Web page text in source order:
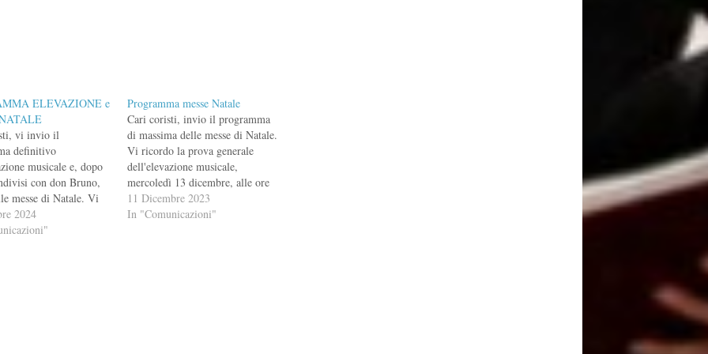
ELEVAZIONE e
vi invio il
definitivo
musicale e, dopo
con don Bruno,
messe di Natale. Vi
le prossime prove:
ore 21.00, TUTTI
2024
Programma messe Natale
Cari coristi, invio il programma
di massima delle messe di Natale.
Vi ricordo la prova generale
dell'elevazione musicale,
mercoledì 13 dicembre, alle ore
21.30 (alle ore 20.30 proveremo
con i soli strumentisti). Per le
11 Dicembre 2023
In "Comunicazioni"